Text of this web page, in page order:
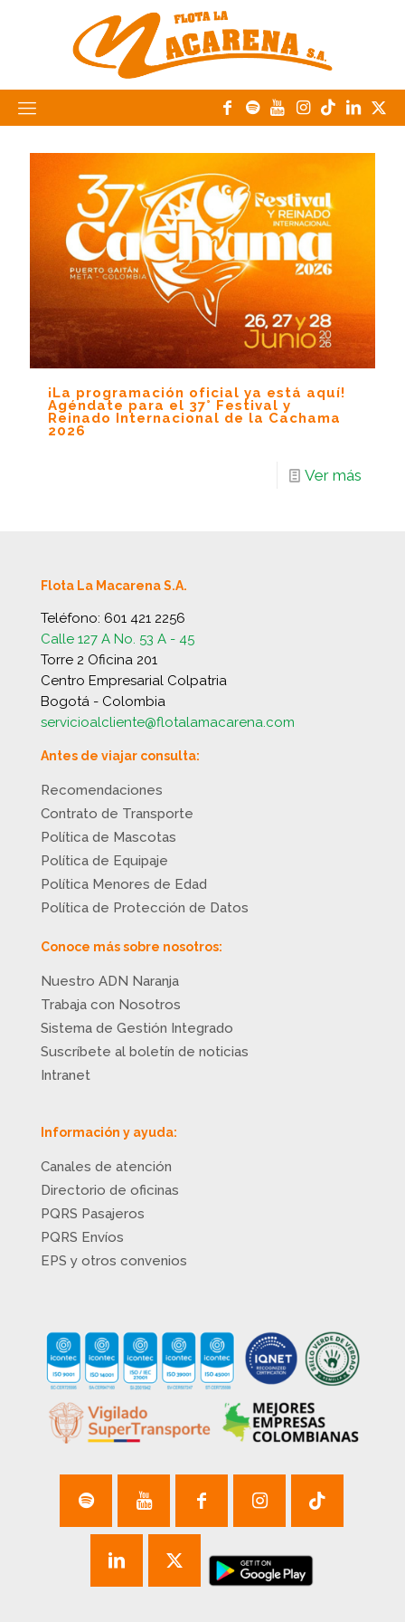
¡La programación oficial ya está aquí!
Agéndate para el 37° Festival y
Reinado Internacional de la Cachama
2026
Ver más
Flota La Macarena S.A.
Teléfono: 601 421 2256
Calle 127 A No. 53 A - 45
Torre 2 Oficina 201
Centro Empresarial Colpatria
Bogotá - Colombia
servicioalcliente@flotalamacarena.com
Antes de viajar consulta:
Recomendaciones
Contrato de Transporte
Política de Mascotas
Política de Equipaje
Política Menores de Edad
Política de Protección de Datos
Conoce más sobre nosotros:
Nuestro ADN Naranja
Trabaja con Nosotros
Sistema de Gestión Integrado
Suscríbete al boletín de noticias
Intranet
Información y ayuda:
Canales de atención
Directorio de oficinas
PQRS Pasajeros
PQRS Envíos
EPS y otros convenios